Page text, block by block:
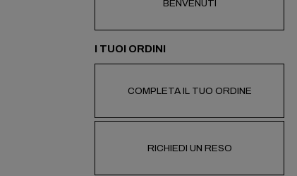
BENVENUTI
I TUOI ORDINI
COMPLETA IL TUO ORDINE
RICHIEDI UN RESO